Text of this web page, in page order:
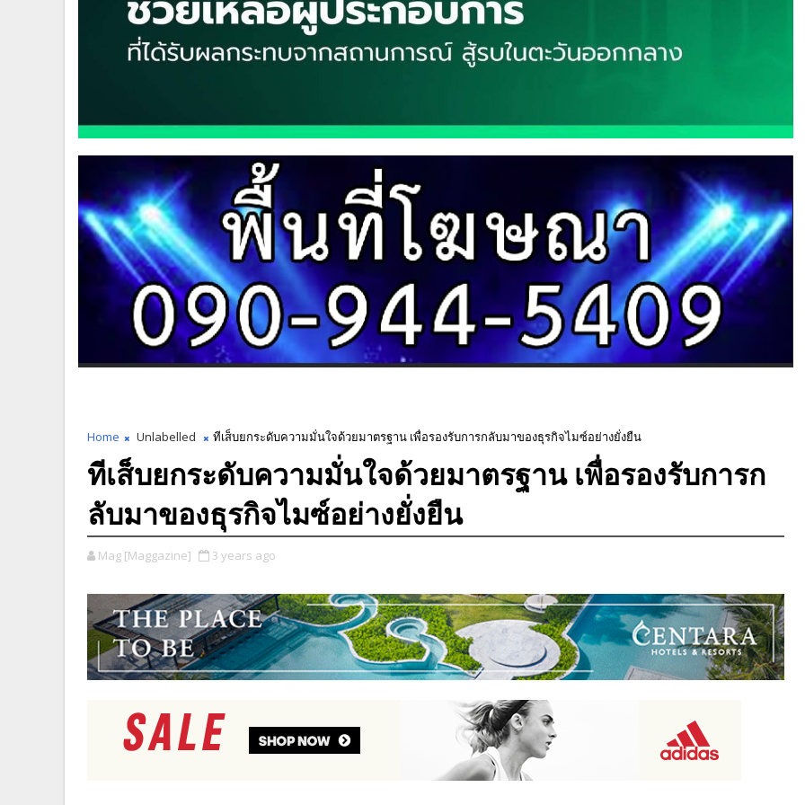
Home Unlabelled ทีเส็บยกระดับความมั่นใจด้วยมาตรฐาน เพื่อรองรับการกลับมาของธุรกิจไมซ์อย่างยั่งยืน
ทีเส็บยกระดับความมั่นใจด้วยมาตรฐาน เพื่อรองรับการก
ลับมาของธุรกิจไมซ์อย่างยั่งยืน
Mag [Maggazine] 3 years ago